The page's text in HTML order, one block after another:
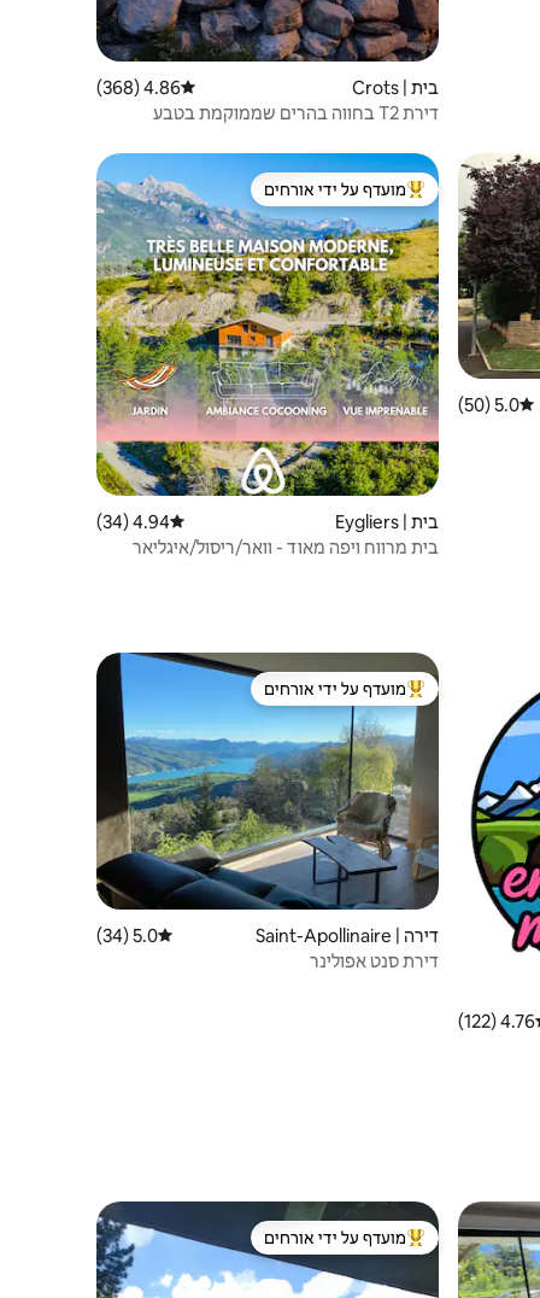
בית | Crots דירוג ממוצע של 4.86 מתוך 5, 368 ביקורות
4.86 (368)
דירת T2 בחווה בהרים שממוקמת בטבע
דירוג ממוצע של 5.0 מתוך 5, 50 ביקורות
5.0 (50)
מוביל בקרב נכסים מועדפים על ידי אורחים
מועדף על ידי אורחים
בית | Eygliers דירוג ממוצע של 4.94 מתוך 5, 34 ביקורות
4.94 (34)
בית מרווח ויפה מאוד - וואר/ריסול/איגליאר
ממוצע של 4.76 מתוך 5, 122 ביקורות
4.76 (122)
מוביל בקרב נכסים מועדפים על ידי אורחים
מועדף על ידי אורחים
דירה | Saint-Apollinaire דירוג ממוצע של 5.0 מתוך 5, 34 ביקורות
5.0 (34)
דירת סנט אפולינר
מוביל בקרב נכסים מועדפים על ידי אורחים
מועדף על ידי אורחים